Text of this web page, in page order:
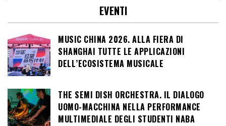
EVENTI
MUSIC CHINA 2026. ALLA FIERA DI
SHANGHAI TUTTE LE APPLICAZIONI
DELL’ECOSISTEMA MUSICALE
THE SEMI DISH ORCHESTRA. IL DIALOGO
UOMO-MACCHINA NELLA PERFORMANCE
MULTIMEDIALE DEGLI STUDENTI NABA